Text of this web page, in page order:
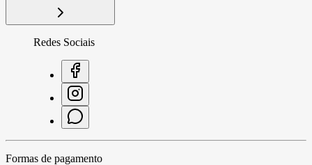
Redes Sociais
Formas de pagamento